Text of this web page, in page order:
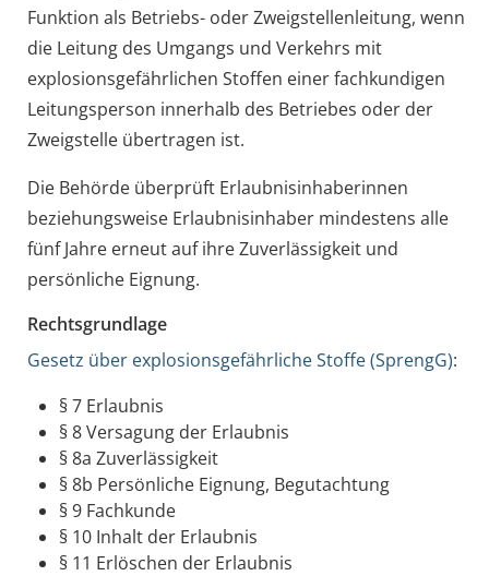
Funktion als Betriebs- oder Zweigstellenleitung, wenn
die Leitung des Umgangs und Verkehrs mit
explosionsgefährlichen Stoffen einer fachkundigen
Leitungsperson innerhalb des Betriebes oder der
Zweigstelle übertragen ist.
Die Behörde überprüft Erlaubnisinhaberinnen
beziehungsweise Erlaubnisinhaber mindestens alle
fünf Jahre erneut auf ihre Zuverlässigkeit und
persönliche Eignung.
Rechtsgrundlage
Gesetz über explosionsgefährliche Stoffe (SprengG):
§ 7 Erlaubnis
§ 8 Versagung der Erlaubnis
§ 8a Zuverlässigkeit
§ 8b Persönliche Eignung, Begutachtung
§ 9 Fachkunde
§ 10 Inhalt der Erlaubnis
§ 11 Erlöschen der Erlaubnis